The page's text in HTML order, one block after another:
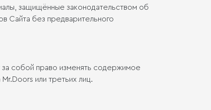
защищённые законодательством об
Сайта без предварительного
за собой право изменять содержимое
или третьих лиц.